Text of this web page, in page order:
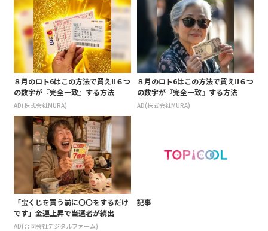
８月のロト6はこの方法で買え!!６つ
の数字が『完全一致』する方法
AD(株式会社MURA)
８月のロト6はこの方法で買え!!６つ
の数字が『完全一致』する方法
AD(株式会社MURA)
「宝くじを買う前に〇〇をするだけ
です」金運上昇で当選者が続出
AD(合同会社デジタルファーム)
記事